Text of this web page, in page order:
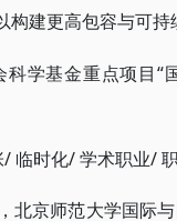
建更高包容与可持
科学基金重点项目
临时化/ 学术职业/
北京师范大学国际